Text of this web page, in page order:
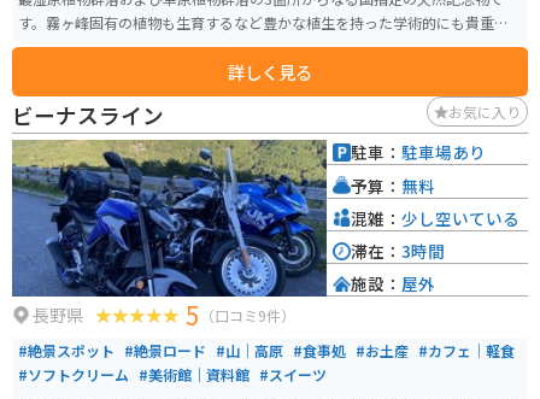
す。霧ヶ峰固有の植物も生育するなど豊かな植生を持った学術的にも貴重な
湿原です。 ビーナスラインから少し外れた位置にあり、あまり混んでいませ
ん。写真撮影の際に人や車などの映り込みをそこまで気にかけなくてもよい
のでオススメです。
詳しく見る
ビーナスライン お気に入り
長野県 5 （口コミ9件）
#絶景スポット #絶景ロード #山｜高原 #食事処 #お土産 #カフェ｜軽食
#ソフトクリーム #美術館｜資料館 #スイーツ
駐車： 駐車場あり
予算： 無料
混雑： 少し空いている
滞在： 3時間
施設： 屋外